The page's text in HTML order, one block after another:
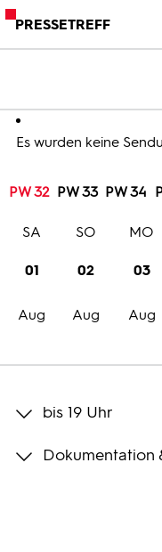
PRESSETREFF
Es wurden keine
PW 32 PW 33 PW 34
01
Aug
SA
02
Aug
SO
03
Aug
MO
bis 19 Uhr
Dokumentation